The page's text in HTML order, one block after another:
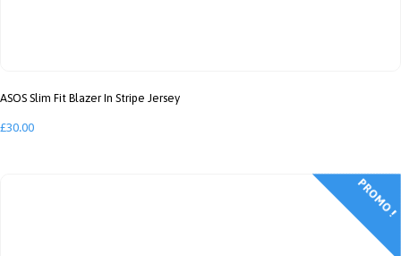
ASOS Slim Fit Blazer In Stripe Jersey
£30.00
PROMO !